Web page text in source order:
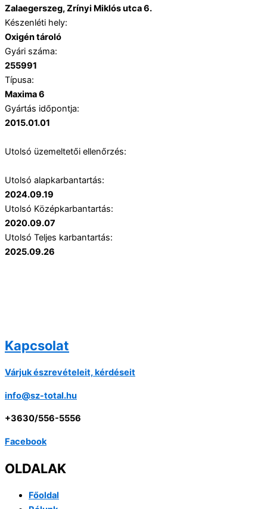
Zalaegerszeg, Zrínyi Miklós utca 6.
Készenléti hely:
Oxigén tároló
Gyári száma:
255991
Típusa:
Maxima 6
Gyártás időpontja:
2015.01.01
Utolsó üzemeltetői ellenőrzés:
Utolsó alapkarbantartás:
2024.09.19
Utolsó Középkarbantartás:
2020.09.07
Utolsó Teljes karbantartás:
2025.09.26
Kapcsolat
Várjuk észrevételeit, kérdéseit
info@sz-total.hu
+3630/556-5556
Facebook
OLDALAK
Főoldal